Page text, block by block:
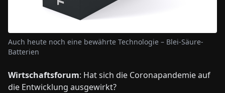
Auch heute noch eine bewährte Technologie – Blei-Säure-
Batterien
Wirtschaftsforum: Hat sich die Coronapandemie auf
die Entwicklung ausgewirkt?